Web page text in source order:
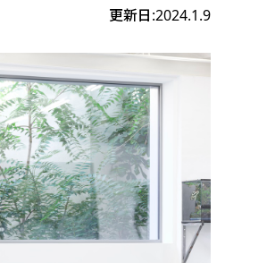
更新日:2024.1.9